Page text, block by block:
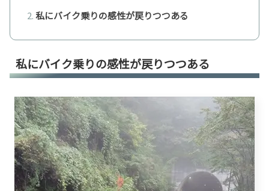
私にバイク乗りの感性が戻りつつある
私にバイク乗りの感性が戻りつつある